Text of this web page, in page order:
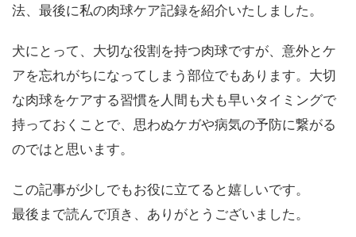
法、最後に私の肉球ケア記録を紹介いたしました。
犬にとって、大切な役割を持つ肉球ですが、意外とケ
アを忘れがちになってしまう部位でもあります。大切
な肉球をケアする習慣を人間も犬も早いタイミングで
持っておくことで、思わぬケガや病気の予防に繋がる
のではと思います。
この記事が少しでもお役に立てると嬉しいです。
最後まで読んで頂き、ありがとうございました。